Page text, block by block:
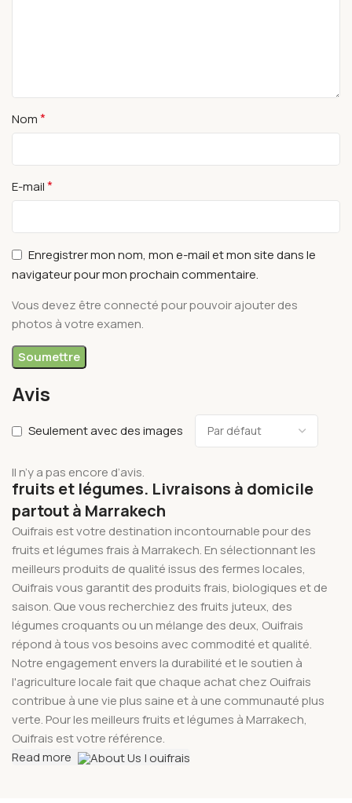
Avis
Seulement avec des images
Il n’y a pas encore d’avis.
Nom*
E-mail*
Enregistrer mon nom, mon e-mail et mon site dans le
navigateur pour mon prochain commentaire.
Vous devez être connecté pour pouvoir ajouter des
photos à votre examen.
fruits et légumes. Livraisons à domicile
partout à Marrakech
Ouifrais est votre destination incontournable pour des
fruits et légumes frais à Marrakech. En sélectionnant les
meilleurs produits de qualité issus des fermes locales,
Ouifrais vous garantit des produits frais, biologiques et de
saison. Que vous recherchiez des fruits juteux, des
légumes croquants ou un mélange des deux, Ouifrais
répond à tous vos besoins avec commodité et qualité.
Notre engagement envers la durabilité et le soutien à
l'agriculture locale fait que chaque achat chez Ouifrais
contribue à une vie plus saine et à une communauté plus
verte. Pour les meilleurs fruits et légumes à Marrakech,
Ouifrais est votre référence.
Read more